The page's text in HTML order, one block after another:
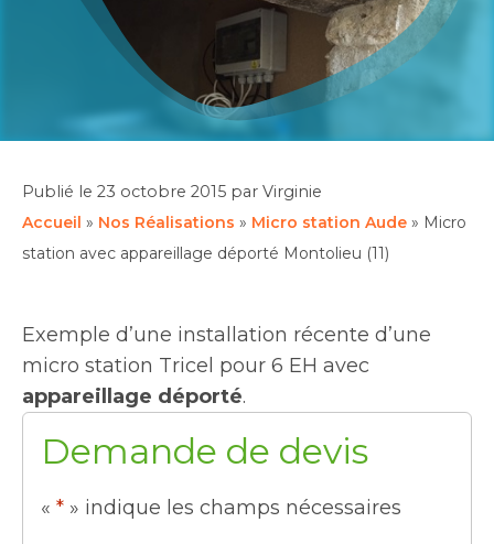
Publié le 23 octobre 2015 par Virginie
Accueil » Nos Réalisations » Micro station Aude » Micro
station avec appareillage déporté Montolieu (11)
Exemple d’une installation récente d’une
micro station Tricel pour 6 EH avec
appareillage déporté.
Demande de devis
« * » indique les champs nécessaires